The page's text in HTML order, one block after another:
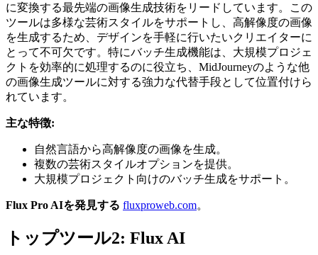
に変換する最先端の画像生成技術をリードしています。この
ツールは多様な芸術スタイルをサポートし、高解像度の画像
を生成するため、デザインを手軽に行いたいクリエイターに
とって不可欠です。特にバッチ生成機能は、大規模プロジェ
クトを効率的に処理するのに役立ち、MidJourneyのような他
の画像生成ツールに対する強力な代替手段として位置付けら
れています。
主な特徴:
自然言語から高解像度の画像を生成。
複数の芸術スタイルオプションを提供。
大規模プロジェクト向けのバッチ生成をサポート。
Flux Pro AIを発見する fluxproweb.com。
トップツール2: Flux AI